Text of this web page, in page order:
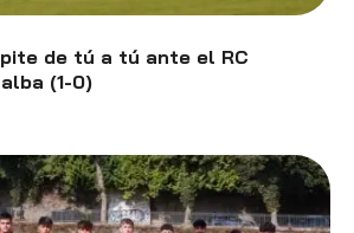
de tú a tú ante el RC
(1-0)